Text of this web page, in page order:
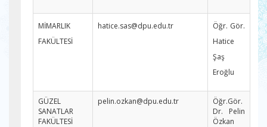
MİMARLIK
FAKÜLTESİ
hatice.sas@dpu.edu.tr
Öğr. Gör.
Hatice
Şaş
Eroğlu
GÜZEL
SANATLAR
FAKÜLTESİ
pelin.ozkan@dpu.edu.tr
Öğr.Gör.
Dr. Pelin
Özkan